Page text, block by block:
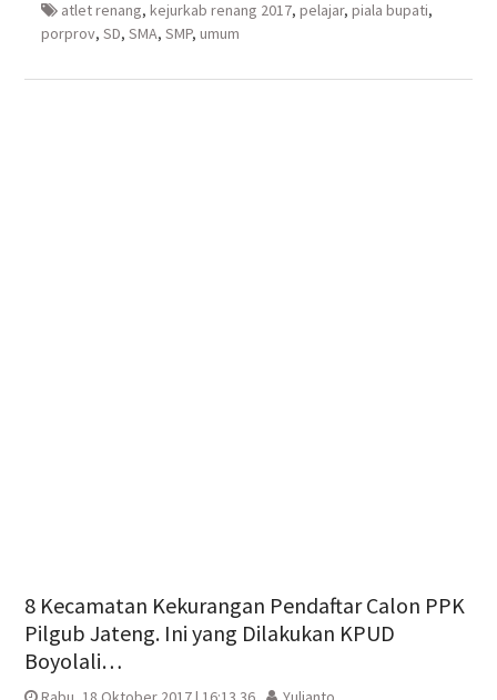
baru)
atlet renang, kejurkab renang 2017, pelajar, piala bupati,
porprov, SD, SMA, SMP, umum
8 Kecamatan Kekurangan Pendaftar Calon PPK
Pilgub Jateng. Ini yang Dilakukan KPUD
Boyolali…